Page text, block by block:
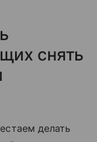
снять
делать